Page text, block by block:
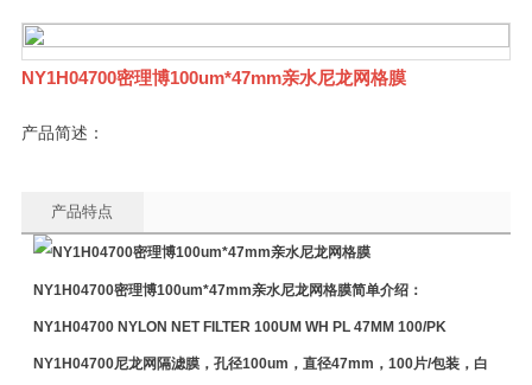
NY1H04700密理博100um*47mm亲水尼龙网格膜
产品简述：
产品特点
NY1H04700密理博100um*47mm亲水尼龙网格膜简单介绍：
NY1H04700 NYLON NET FILTER 100UM WH PL 47MM 100/PK
NY1H04700尼龙网隔滤膜，孔径100um，直径47mm，100片/包装，白